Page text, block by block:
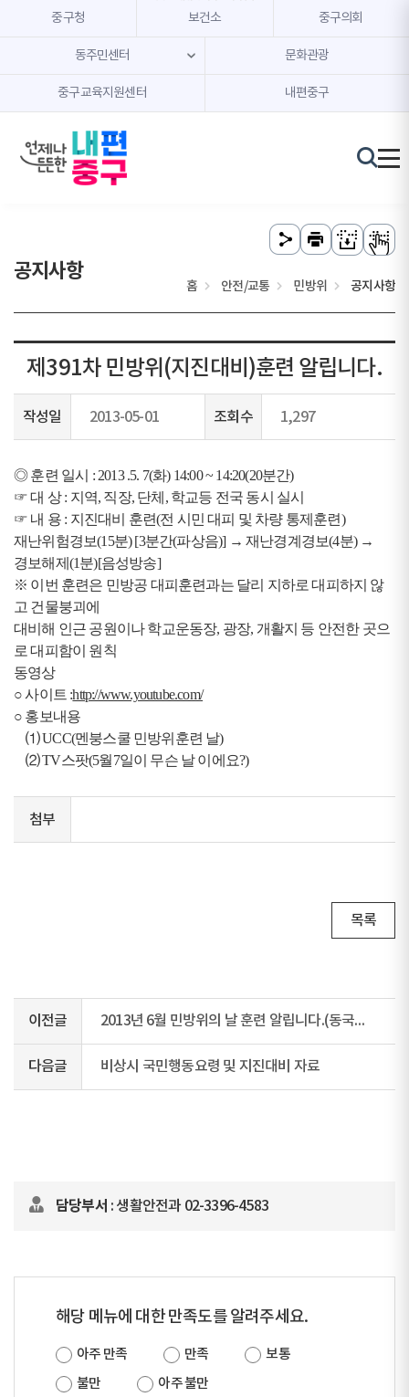
본문 내용 바로가기
주메뉴 바로가기
중구청 보건소 중구의회
동주민센터 문화관광
중구교육지원센터 내편중구
공지사항
홈 안전/교통 민방위 공지사항
제391차 민방위(지진대비)훈련 알립니다.
작성일 2013-05-01 조회수 1,297
◎ 훈련 일시 : 2013 .5. 7(화) 14:00 ~ 14:20(20분간)
☞ 대 상 : 지역, 직장, 단체, 학교등 전국 동시 실시
☞ 내 용 : 지진대비 훈련(전 시민 대피 및 차량 통제훈련)
재난위험경보(15분) [3분간(파상음)] → 재난경계경보(4분) →
경보해제(1분)[음성방송]
※ 이번 훈련은 민방공 대피훈련과는 달리 지하로 대피하지 않
고 건물붕괴에
대비해 인근 공원이나 학교운동장, 광장, 개활지 등 안전한 곳으
로 대피함이 원칙
동영상
○ 사이트 :http://www.youtube.com/
○ 홍보내용
⑴ UCC(멘붕스쿨 민방위훈련 날)
⑵ TV스팟(5월7일이 무슨 날 이에요?)
첨부
목록
이전글 2013년 6월 민방위의 날 훈련 알립니다.(동국대 주관)
다음글 비상시 국민행동요령 및 지진대비 자료
담당부서 : 생활안전과 02-3396-4583
해당 메뉴에 대한 만족도를 알려주세요.
아주 만족 만족
보통
불만
아주 불만